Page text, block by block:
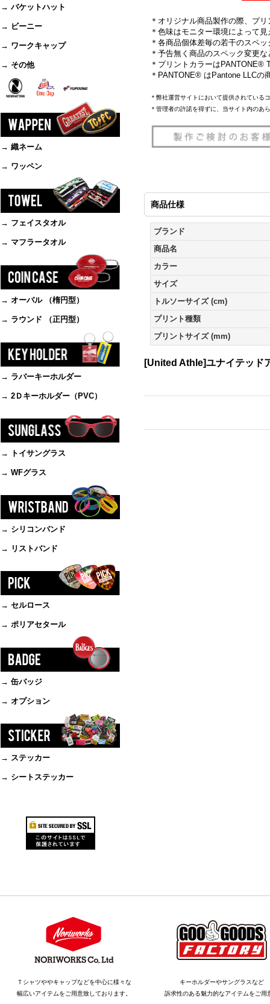
→ バケットハット
→ ビーニー
→ ワークキャップ
→ その他
→ 織ネーム
→ ワッペン
→ フェイスタオル
→ マフラータオル
→ オーバル （楕円型）
→ ラウンド （正円型）
→ ラバーキーホルダー
→ 2Ｄキーホルダー（PVC）
→ トイサングラス
→ WFグラス
→ シリコンバンド
→ リストバンド
→ セルロース
→ ポリアセタール
→ 缶バッジ
→ オプション
→ ステッカー
→ シートステッカー
＊オリジナル商品製作の際、プ
＊色味はモニター環境によって
＊各商品個体差毎の若干のスペ
＊予告無く商品のスペック変更
＊プリントカラーはPANTONE®
＊PANTONE® はPantone LLCの
＊弊社運営サイトにおいて提供されている
＊管理者の許諾を得ずに、当サイト内のあ
商品仕様
ブランド
商品名
カラー
サイズ
トルソーサイズ (cm)
プリント種類
プリントサイズ (mm)
[United Athle]ユナイテッ
Ｔシャツややキャップなどを中心に様々な
幅広いアイテムをご用意致しております。
キーホルダーやサングラスなど
訴求性のある魅力的なアイテムをご用